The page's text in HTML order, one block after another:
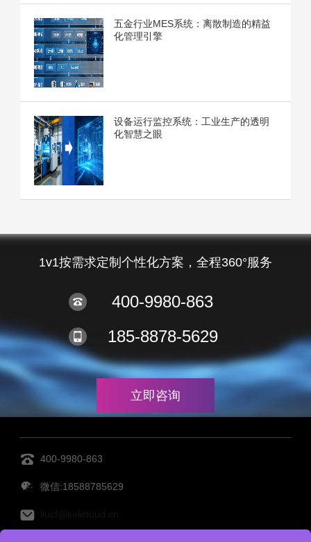
五金行业MES系统：离散制造的精益
化管理引擎
设备运行监控系统：工业生产的透明
化智慧之眼
1v1按需求定制个性化方案，全程360°服务
400-9980-863
185-8878-5629
立即咨询
400-9980-863
微信:18588785629